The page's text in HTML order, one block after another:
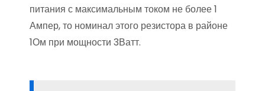
питания с максимальным током не более 1
Ампер, то номинал этого резистора в районе
1Ом при мощности 3Ватт.